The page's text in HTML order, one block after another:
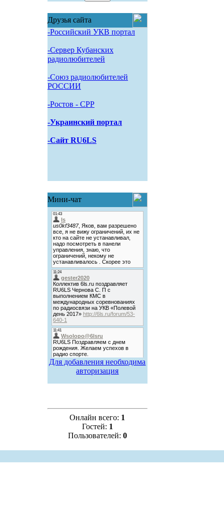
Друзья сайта
-Российский УКВ портал
-Сервер Кубанских
радиолюбителей
-Союз радиолюбителей
РОССИИ
-Pостов - CPP
-Украинский портал
-Сайт RU6LS
Мини-чат
Для добавления необходима
авторизация
Онлайн всего: 1
Гостей: 1
Пользователей: 0